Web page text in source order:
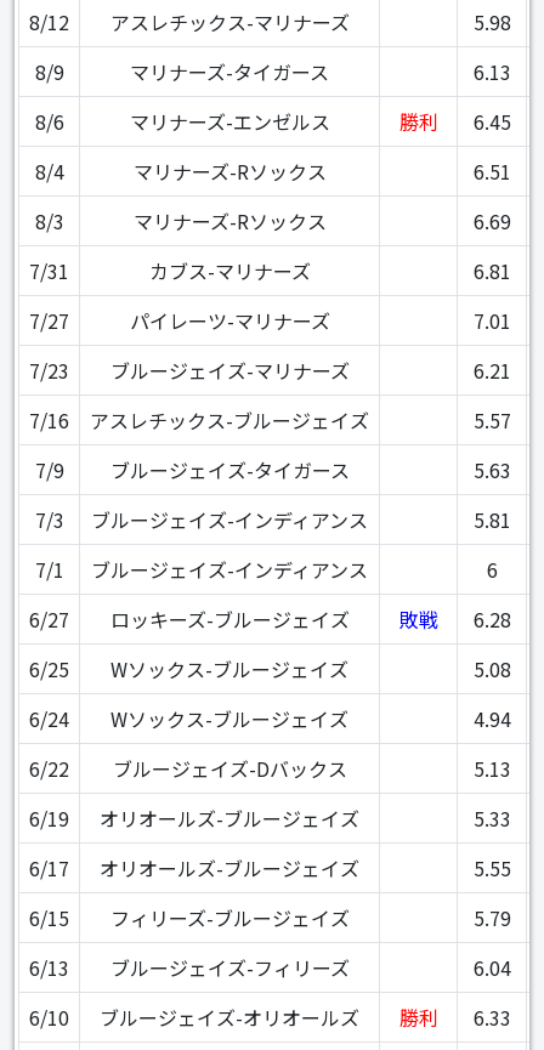
8/12
アスレチックス-マリナーズ
5.98
8/9
マリナーズ-タイガース
6.13
8/6
マリナーズ-エンゼルス 勝利 6.45
8/4
マリナーズ-Rソックス
6.51
8/3
マリナーズ-Rソックス 6.69
7/31
カブス-マリナーズ
6.81
7/27
パイレーツ-マリナーズ 7.01
7/23
ブルージェイズ-マリナーズ
6.21
7/16
アスレチックス-ブルージェイズ 5.57
7/9
ブルージェイズ-タイガース
5.63
7/3
ブルージェイズ-インディアンス
5.81
7/1
ブルージェイズ-インディアンス 6
6/27
ロッキーズ-ブルージェイズ 敗戦 6.28
6/25
Wソックス-ブルージェイズ
5.08
6/24
Wソックス-ブルージェイズ
4.94
6/22
ブルージェイズ-Dバックス
5.13
6/19
オリオールズ-ブルージェイズ
5.33
6/17
オリオールズ-ブルージェイズ
5.55
6/15
フィリーズ-ブルージェイズ
5.79
6/13
ブルージェイズ-フィリーズ
6.04
6/10
ブルージェイズ-オリオールズ 勝利
6.33